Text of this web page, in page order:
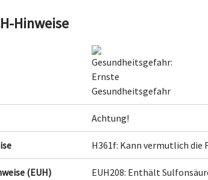
Hinweise
Achtung!
H361f: Kann vermutlich
(EUH) EUH208: Enthält